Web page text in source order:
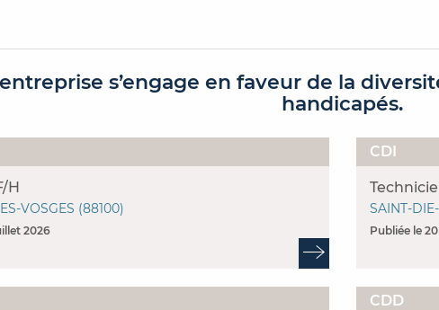
s’engage en faveur de la
handicapés.
H
VOSGES (88100)
2026
CDI
SAINT-
Publiée le
CDD